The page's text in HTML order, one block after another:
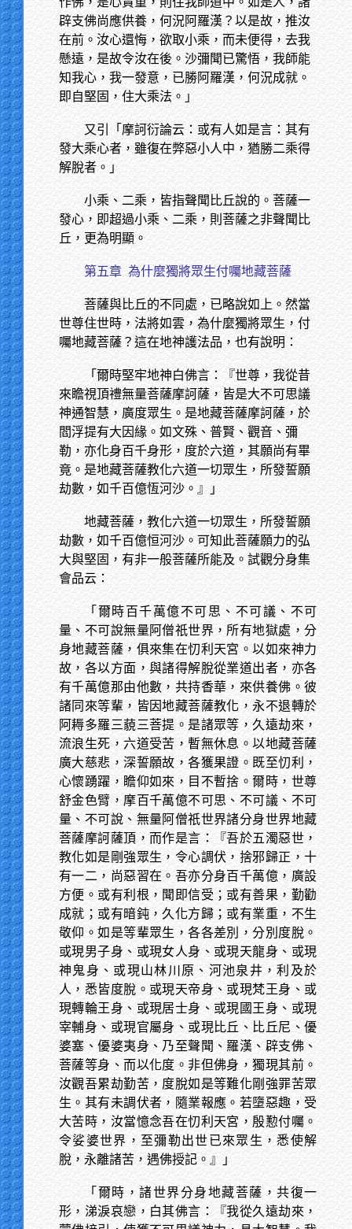
辟支佛尚應供養，何況阿羅漢？以是故，推汝
在前。汝心還悔，欲取小乘，而未便得，去我
懸遠，是故令汝在後。沙彌聞已驚悟，我師能
知我心，我一發意，已勝阿羅漢，何況成就。
即自堅固，住大乘法。」
又引「摩訶衍論云：或有人如是言：其有
發大乘心者，雖復在弊惡小人中，猶勝二乘得
解脫者。」
小乘、二乘，皆指聲聞比丘說的。菩薩一
發心，即超過小乘、二乘，則菩薩之非聲聞比
丘，更為明顯。
第五章 為什麼獨將眾生付囑地藏菩薩
菩薩與比丘的不同處，已略說如上。然當
世尊住世時，法將如雲，為什麼獨將眾生，付
囑地藏菩薩？這在地神護法品，也有說明：
「爾時堅牢地神白佛言：『世尊，我從昔
來瞻視頂禮無量菩薩摩訶薩，皆是大不可思議
神通智慧，廣度眾生。是地藏菩薩摩訶薩，於
閻浮提有大因緣。如文殊、普賢、觀音、彌
勒，亦化身百千身形，度於六道，其願尚有畢
竟。是地藏菩薩教化六道一切眾生，所發誓願
劫數，如千百億恆河沙。』」
地藏菩薩，教化六道一切眾生，所發誓願
劫數，如千百億恒河沙。可知此菩薩願力的弘
大與堅固，有非一般菩薩所能及。試觀分身集
會品云：
「爾時百千萬億不可思、不可議、不可
量、不可說無量阿僧祇世界，所有地獄處，分
身地藏菩薩，俱來集在忉利天宮。以如來神力
故，各以方面，與諸得解脫從業道出者，亦各
有千萬億那由他數，共持香華，來供養佛。彼
諸同來等輩，皆因地藏菩薩教化，永不退轉於
阿耨多羅三藐三菩提。是諸眾等，久遠劫來，
流浪生死，六道受苦，暫無休息。以地藏菩薩
廣大慈悲，深誓願故，各獲果證。既至忉利，
心懷踴躍，瞻仰如來，目不暫捨。爾時，世尊
舒金色臂，摩百千萬億不可思、不可議、不可
量、不可說、無量阿僧祇世界諸分身世界地藏
菩薩摩訶薩頂，而作是言：『吾於五濁惡世，
教化如是剛強眾生，令心調伏，捨邪歸正，十
有一二，尚惡習在。吾亦分身百千萬億，廣設
方便。或有利根，聞即信受；或有善果，勤勸
成就；或有暗鈍，久化方歸；或有業重，不生
敬仰。如是等輩眾生，各各差別，分別度脫。
或現男子身、或現女人身、或現天龍身、或現
神鬼身、或現山林川原、河池泉井，利及於
人，悉皆度脫。或現天帝身、或現梵王身、或
現轉輪王身、或現居士身、或現國王身、或現
宰輔身、或現官屬身、或現比丘、比丘尼、優
婆塞、優婆夷身、乃至聲聞、羅漢、辟支佛、
菩薩等身、而以化度。非但佛身，獨現其前。
汝觀吾累劫勤苦，度脫如是等難化剛強罪苦眾
生。其有未調伏者，隨業報應。若墮惡趣，受
大苦時，汝當憶念吾在忉利天宮，殷懃付囑。
令娑婆世界，至彌勒出世已來眾生，悉使解
脫，永離諸苦，遇佛授記。』」
「爾時，諸世界分身地藏菩薩，共復一
形，涕淚哀戀，白其佛言：『我從久遠劫來，